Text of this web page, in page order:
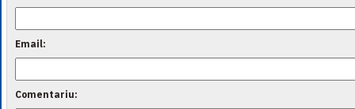
Email:
Comentariu: